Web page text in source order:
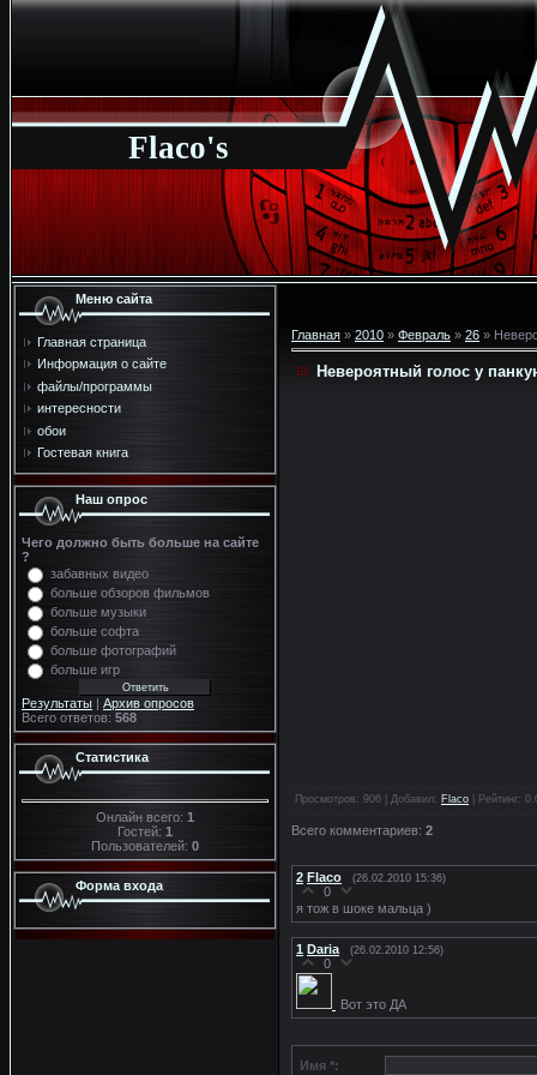
Flaco's
Меню сайта
Главная страница
Информация о сайте
файлы/программы
интересности
обои
Гостевая книга
Наш опрос
Чего должно быть больше на сайте
?
забавных видео
больше обзоров фильмов
больше музыки
больше софта
больше фотографий
больше игр
Результаты | Архив опросов
Всего ответов: 568
Статистика
Онлайн всего: 1
Гостей: 1
Пользователей: 0
Форма входа
Главная » 2010 » Февраль » 26 »
Невероятный голос у
Просмотров : 906 | Добавил: Flaco Рейтинг:
Всего комментариев: 2
2 Flaco (26.02.2010 15:36)
0
я тож в шоке мальца )
1 Daria (26.02.2010 12:56)
0
Вот это ДА
Имя *: